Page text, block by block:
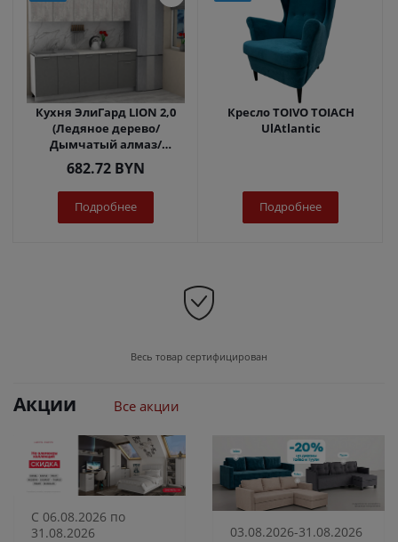
Кухня ЭлиГард LION 2,0
(Ледяное дерево/
Дымчатый алмаз/
Королевский опал)
682.72 BYN
Подробнее
Кресло TOIVO TOIACH
UlAtlantic
Подробнее
Весь товар сертифицирован
Акции Все акции
С 06.08.2026 по
31.08.2026
03.08.2026-31.08.2026